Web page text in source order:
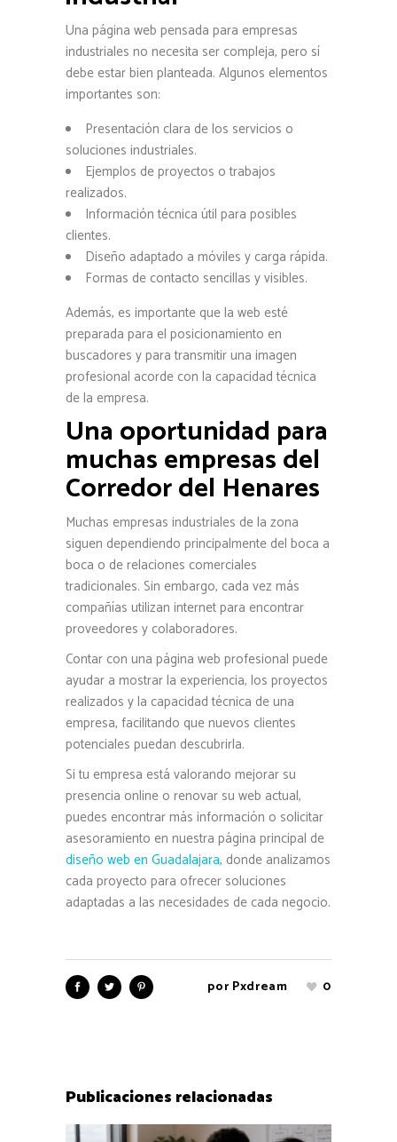
Una página web pensada para empresas
industriales no necesita ser compleja, pero sí
debe estar bien planteada. Algunos elementos
importantes son:
Presentación clara de los servicios o
soluciones industriales.
Ejemplos de proyectos o trabajos
realizados.
Información técnica útil para posibles
clientes.
Diseño adaptado a móviles y carga rápida.
Formas de contacto sencillas y visibles.
Además, es importante que la web esté
preparada para el posicionamiento en
buscadores y para transmitir una imagen
profesional acorde con la capacidad técnica
de la empresa.
Una oportunidad para
muchas empresas del
Corredor del Henares
Muchas empresas industriales de la zona
siguen dependiendo principalmente del boca a
boca o de relaciones comerciales
tradicionales. Sin embargo, cada vez más
compañías utilizan internet para encontrar
proveedores y colaboradores.
Contar con una página web profesional puede
ayudar a mostrar la experiencia, los proyectos
realizados y la capacidad técnica de una
empresa, facilitando que nuevos clientes
potenciales puedan descubrirla.
Si tu empresa está valorando mejorar su
presencia online o renovar su web actual,
puedes encontrar más información o solicitar
asesoramiento en nuestra página principal de
diseño web en Guadalajara, donde analizamos
cada proyecto para ofrecer soluciones
adaptadas a las necesidades de cada negocio.
por Pxdream 0
Publicaciones relacionadas